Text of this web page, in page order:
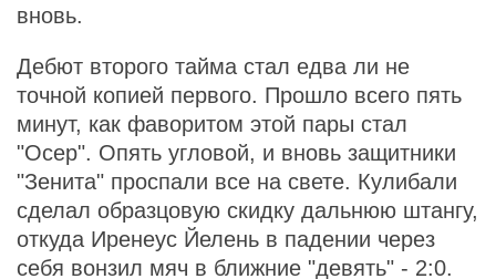
вновь.
Дебют второго тайма стал едва ли не
точной копией первого. Прошло всего пять
минут, как фаворитом этой пары стал
"Осер". Опять угловой, и вновь защитники
"Зенита" проспали все на свете. Кулибали
сделал образцовую скидку дальнюю штангу,
откуда Иренеус Йелень в падении через
себя вонзил мяч в ближние "девять" - 2:0.